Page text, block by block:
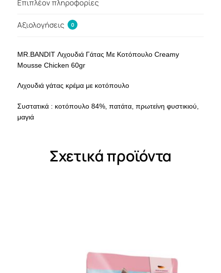
Επιπλέον πληροφορίες
Αξιολογήσεις 0
MR.BANDIT Λιχουδιά Γάτας Με Κοτόπουλο Creamy
Mousse Chicken 60gr
Λιχουδιά γάτας κρέμα με κοτόπουλο
Συστατικά : κοτόπουλο 84%, πατάτα, πρωτείνη φυστικιού,
μαγιά
Σχετικά προϊόντα